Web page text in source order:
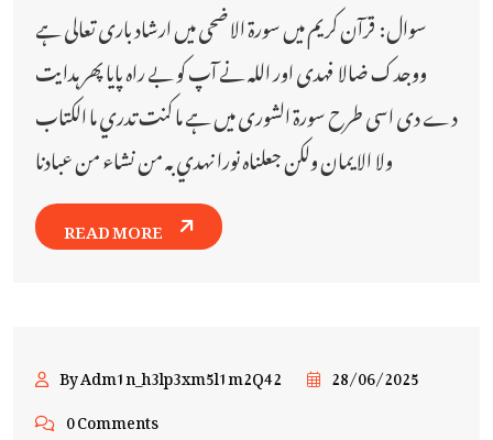
سوال: قرآن کریم میں سورة الاضحی میں ارشاد باری تعالی ہے
ووجدك ضالا فهدى اور اللہ نے آپ کو بے راہ پایا پھر ہدایت
دے دی اسی طرح سورۃ الشوری میں ہے ما كنت تدري ما الكتاب
ولا الايمان ولكن جعلناه نورا نهدي به من نشاء من عبادنا
READ MORE
By Adm1n_h3lp3xm5l1m2Q42
28/06/2025
0 Comments